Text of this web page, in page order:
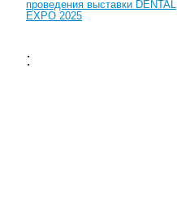
проведения выставки DENTAL
EXPO 2025
: